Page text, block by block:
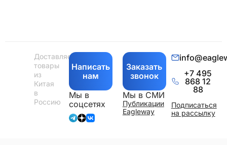
Доставляем
товары
из
Китая
в
Россию
Написать
нам
Мы в
соцсетях
Заказать
звонок
Мы в СМИ
Публикации
Eagleway
+7 495
868 12
88
Подписаться
на рассылку